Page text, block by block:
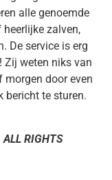
alle genoemde
zalven,
De service is erg
Zij weten niks van
door even
bericht te sturen.
RIGHTS